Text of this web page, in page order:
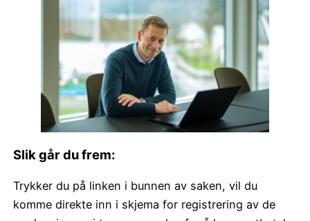
Slik går du frem:
Trykker du på linken i bunnen av saken, vil du
komme direkte inn i skjema for registrering av de